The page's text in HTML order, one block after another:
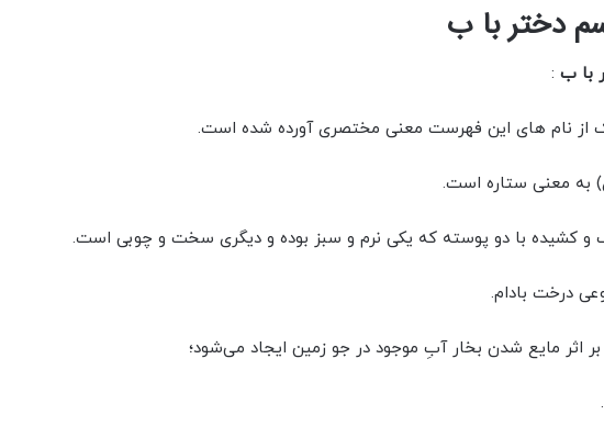
دختر با ب
با ب :
از نام های این فهرست معنی مختصری آورده شده است.
به معنی ستاره است.
و کشیده با دو پوسته که یکی نرم و سبز بوده و دیگری سخت و چوبی است.
درخت بادام.
اثر مایع شدن بخار آبِ موجود در جو زمین ایجاد می‌شود؛